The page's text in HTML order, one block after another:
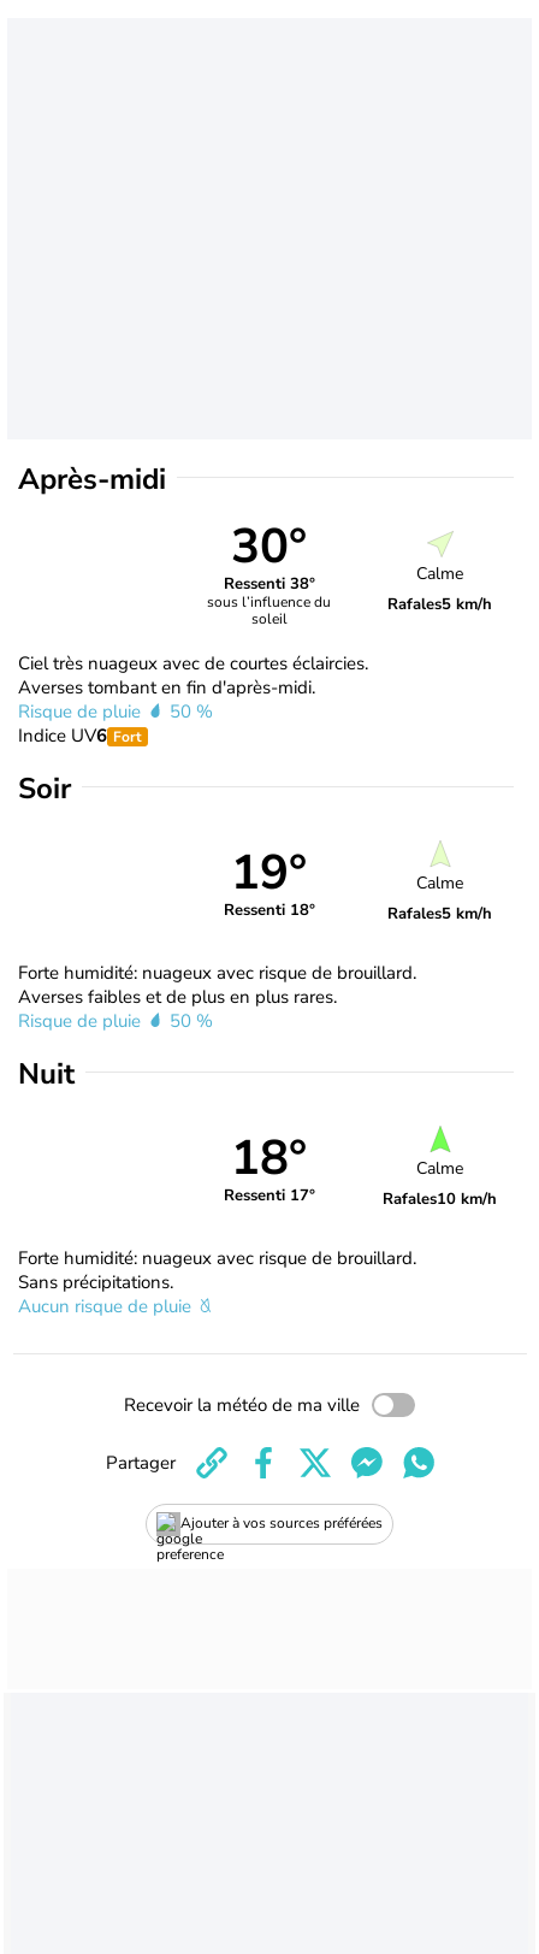
Après-midi
30°
Ressenti 38°
sous l’influence du
soleil
Calme
Rafales5 km/h
Ciel très nuageux avec de courtes éclaircies.
Averses tombant en fin d'après-midi.
Risque de pluie
50 %
Indice UV6 Fort
Soir
19°
Ressenti 18°
Calme
Rafales5 km/h
Forte humidité: nuageux avec risque de brouillard.
Averses faibles et de plus en plus rares.
Risque de pluie
50 %
Nuit
18°
Ressenti 17°
Calme
Rafales10 km/h
Forte humidité: nuageux avec risque de brouillard.
Sans précipitations.
Aucun risque de pluie
Recevoir la météo de ma ville
Ajouter à vos sources préférées
Partager